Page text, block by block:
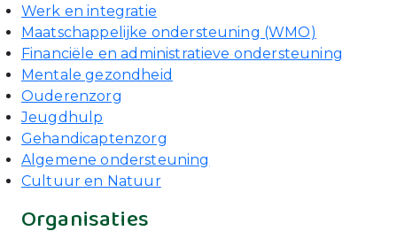
Werk en integratie
Maatschappelijke ondersteuning (WMO)
Financiële en administratieve ondersteuning
Mentale gezondheid
Ouderenzorg
Jeugdhulp
Gehandicaptenzorg
Algemene ondersteuning
Cultuur en Natuur
Organisaties